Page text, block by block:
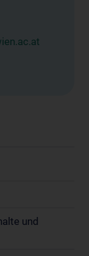
und